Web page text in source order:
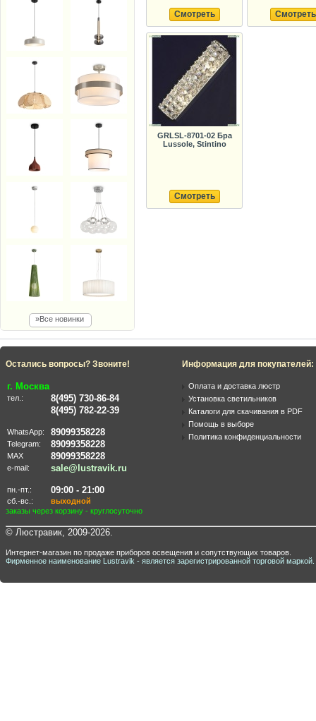
»Все новинки
Смотреть Смотреть
GRLSL-8701-02 Бра
Lussole, Stintino
Смотреть
Остались вопросы? Звоните!
г. Москва
тел.:
8(495) 730-86-84
8(495) 782-22-39
WhatsApp: 89099358228
Telegram: 89099358228
MAX 89099358228
e-mail: sale@lustravik.ru
пн.-пт.: 09:00 - 21:00
сб.-вс.:
выходной
заказы через корзину - круглосуточно
Информация для покупателей:
Оплата и доставка люстр
Установка светильников
Каталоги для скачивания в PDF
Помощь в выборе
Политика конфиденциальности
© Люстравик, 2009-2026.
Интернет-магазин по продаже приборов освещения и сопутствующих товаров.
Фирменное наименование Lustravik - является зарегистрированной торговой